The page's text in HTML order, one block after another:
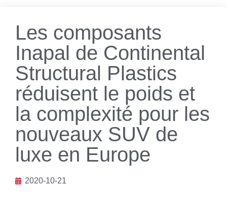
Les composants
Inapal de Continental
Structural Plastics
réduisent le poids et
la complexité pour les
nouveaux SUV de
luxe en Europe
2020-10-21